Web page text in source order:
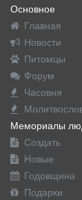
Основное
Главная
Новости
Питомцы
Форум
Часовня
Мемориалы
Создать
Новые
Годовщина
Подарки